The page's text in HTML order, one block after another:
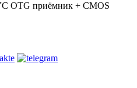
OTG приёмник + CMOS